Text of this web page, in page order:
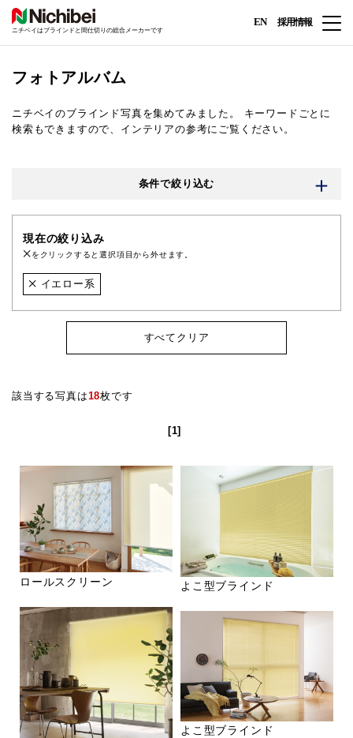
ニチベイはブラインドと間仕切りの総合メーカーです
EN 採用情報
フォトアルバム
ニチベイのブラインド写真を集めてみました。
キーワードごとに
検索もできますので、インテリアの参考にご覧ください。
条件で絞り込む
現在の絞り込み
をクリックすると選択項目から外せます。
イエロー系
すべてクリア
該当する写真は18枚です
[1]
ロールスクリーン よこ型ブラインド
よこ型ブラインド